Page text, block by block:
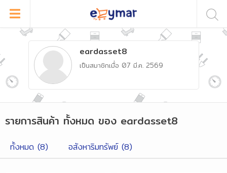
eardasset8
เป็นสมาชิกเมื่อ 07 มี.ค. 2569
รายการสินค้า ทั้งหมด ของ eardasset8
ทั้งหมด (8) อสังหาริมทรัพย์(8)